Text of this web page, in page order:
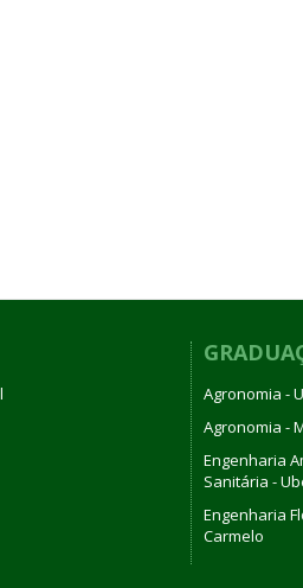
Agronomia -
Agronomia -
Engenharia
Sanitária -
Engenharia
Carmelo